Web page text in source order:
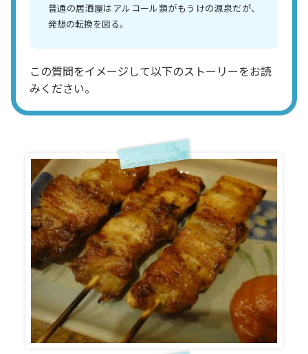
普通の居酒屋はアルコール類がもうけの源泉だが、
発想の転換を図る。
この質問をイメージして以下のストーリーをお読
みください。